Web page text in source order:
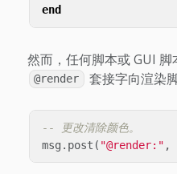
end
然而，任何脚本或 GUI
@render 套接字向渲染
-- 更改清除颜色。
msg . post ( "@render:" ,